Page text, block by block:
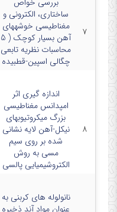
۷
ساختاری، الکترونی و
مغناطیسی خوشههای
آهن بسیار کوچک ( 5
محاسبات نظریه تابعی
چگالی اسپین-قطبیده
۸
اندازه گیری اثر
امپدانس مغناطیسی
بزرگ میکروتیوبهای
نیکل-آهن لایه نشانی
شده بر روی سیم
مسی به روش
الکتروشیمیایی پالسی
نانولوله های کربنی به
عنوان مواد آند ذخیره